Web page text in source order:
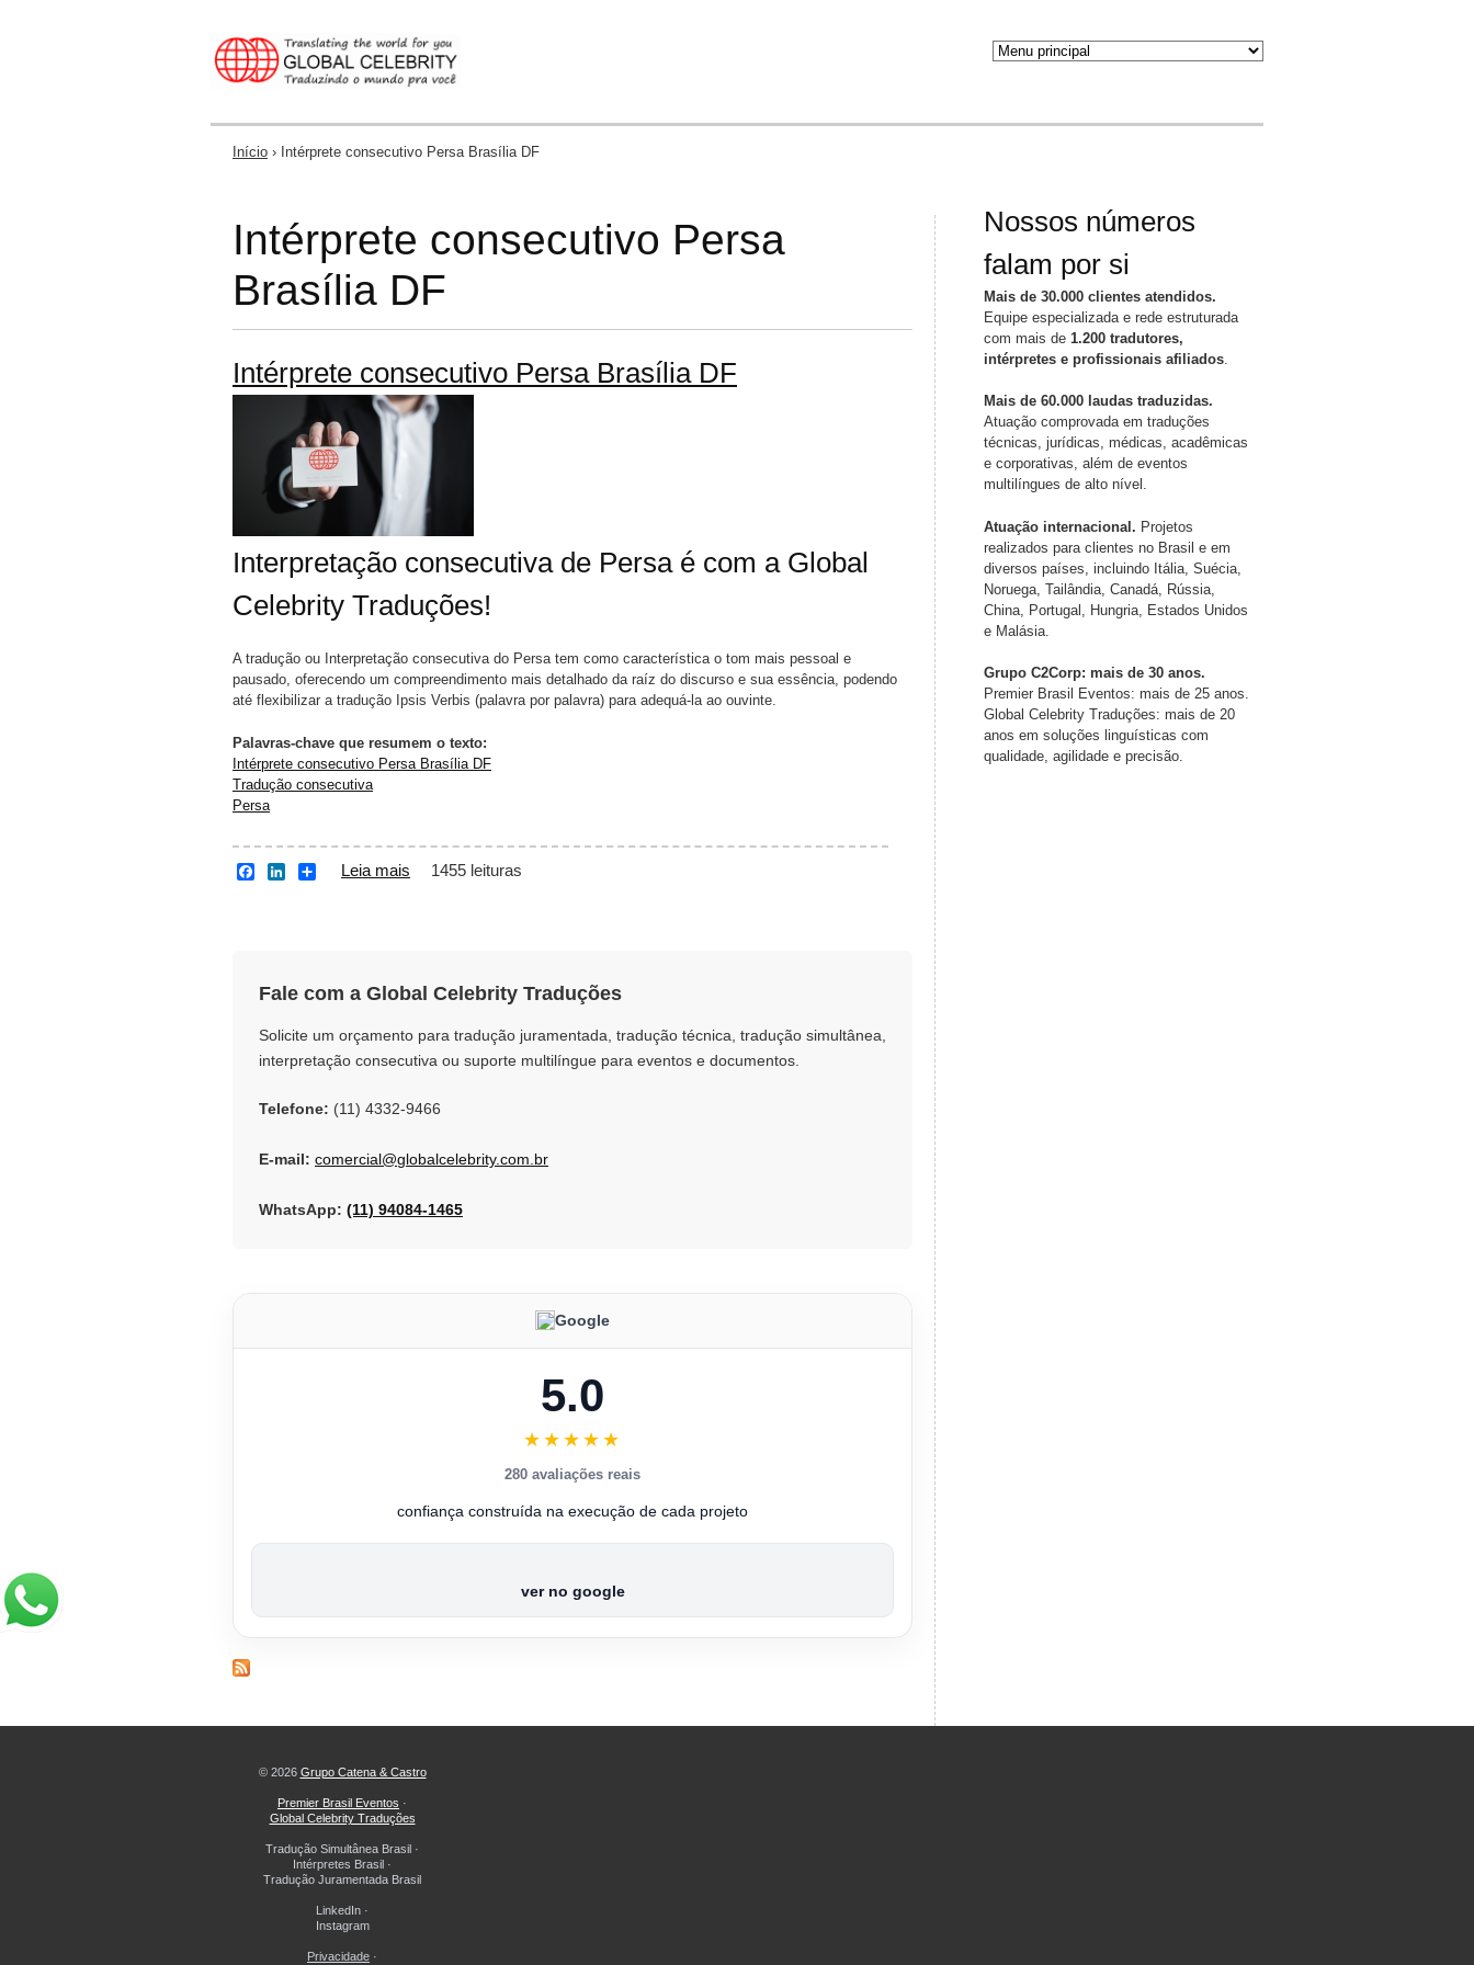
Você está aqui
Início › Intérprete consecutivo Persa Brasília DF
Intérprete consecutivo Persa
Brasília DF
Intérprete consecutivo Persa Brasília DF
Interpretação consecutiva de Persa é com a Global
Celebrity Traduções!
A tradução ou Interpretação consecutiva do Persa tem como característica o tom mais pessoal e
pausado, oferecendo um compreendimento mais detalhado da raíz do discurso e sua essência, podendo
até flexibilizar a tradução Ipsis Verbis (palavra por palavra) para adequá-la ao ouvinte.
Palavras-chave que resumem o texto:
Intérprete consecutivo Persa Brasília DF
Tradução consecutiva
Persa
k
n
Leia mais sobre Intérprete consecutivo Persa Brasília DF
1455 leituras
Fale com a Global Celebrity Traduções
Solicite um orçamento para tradução juramentada, tradução técnica, tradução simultânea,
interpretação consecutiva ou suporte multilíngue para eventos e documentos.
Telefone: (11) 4332-9466
E-mail: comercial@globalcelebrity.com.br
WhatsApp: (11) 94084-1465
Google
5.0
★★★★★
280 avaliações reais
confiança construída na execução de cada projeto
ver no google
Nossos números
falam por si
Mais de 30.000 clientes atendidos.
Equipe especializada e rede estruturada
com mais de 1.200 tradutores,
intérpretes e profissionais afiliados
Mais de 60.000 laudas traduzidas.
Atuação comprovada em traduções
técnicas, jurídicas, médicas, acadêmicas
e corporativas, além de eventos
multilíngues de alto nível.
Atuação internacional. Projetos
realizados para clientes no Brasil e em
diversos países, incluindo Itália, Suécia,
Noruega, Tailândia, Canadá, Rússia,
China, Portugal, Hungria, Estados Unidos
e Malásia.
Grupo C2Corp: mais de 30 anos.
Premier Brasil Eventos: mais de 25 anos.
Global Celebrity Traduções: mais de 20
anos em soluções linguísticas com
qualidade, agilidade e precisão.
© 2026 Grupo Catena & Castro
Premier Brasil Eventos ·
Global Celebrity Traduções
Tradução Simultânea Brasil ·
Intérpretes Brasil ·
Tradução Juramentada Brasil
LinkedIn ·
Instagram
Privacidade ·